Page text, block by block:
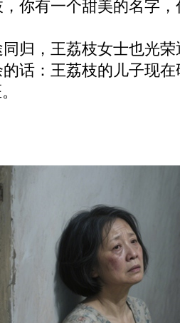
你有一个甜美的名字，
归，王荔枝女士也光荣
话：王荔枝的儿子现在